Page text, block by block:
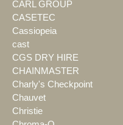
CARL GROUP
CASETEC
Cassiopeia
cast
CGS DRY HIRE
CHAINMASTER
Charly's Checkpoint
Chauvet
Christie